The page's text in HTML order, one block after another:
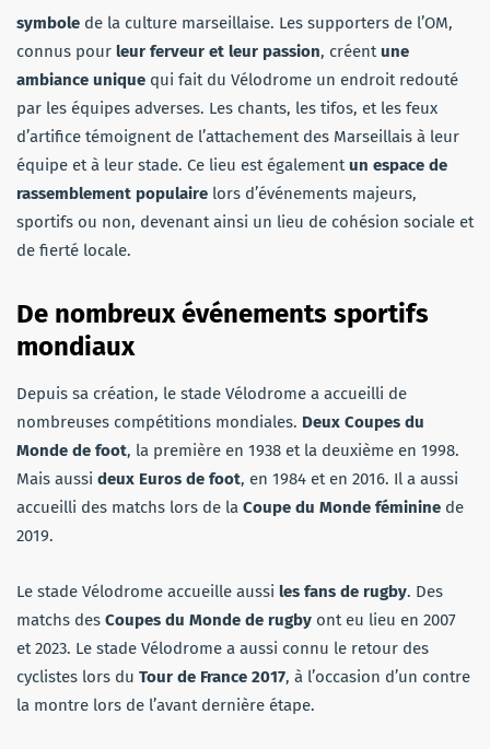
symbole de la culture marseillaise. Les supporters de l’OM,
connus pour leur ferveur et leur passion, créentune
ambiance unique qui fait du Vélodrome un endroit redouté
par les équipes adverses. Les chants, les tifos, et les feux
d’artifice témoignent de l’attachement des Marseillais à leur
équipe et à leur stade. Ce lieu est égalementun espace de
rassemblement populaire lors d’événements majeurs,
sportifs ou non, devenant ainsi un lieu de cohésion sociale et
de fierté locale.
De nombreux événements sportifs
mondiaux
Depuis sa création, le stade Vélodrome a accueilli de
nombreuses compétitions mondiales. Deux Coupes du
Monde de foot, la première en 1938 et la deuxième en 1998.
Mais aussi deux Euros de foot, en 1984 et en 2016. Il a aussi
accueilli des matchs lors de la Coupe du Monde féminine de
2019.
Le stade Vélodrome accueille aussi les fans de rugby. Des
matchs des Coupes du Monde de rugby ont eu lieu en 2007
et 2023. Le stade Vélodrome a aussi connu le retour des
cyclistes lors du Tour de France 2017, à l’occasion d’un contre
la montre lors de l’avant dernière étape.